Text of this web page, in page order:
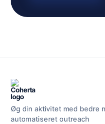
Øg din aktivitet med bedre
automatiseret outreach